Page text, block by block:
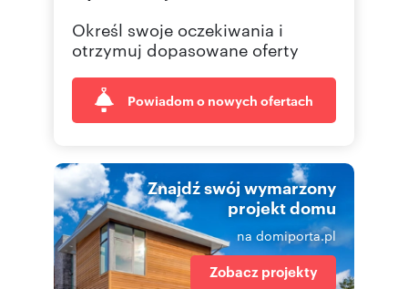
Określ swoje oczekiwania i
otrzymuj dopasowane oferty
Powiadom o nowych ofertach
Znajdź swój wymarzony
projekt domu
na domiporta.pl
Zobacz projekty